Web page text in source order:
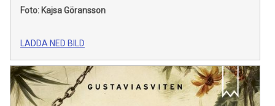
Foto: Kajsa Göransson
LADDA NED BILD